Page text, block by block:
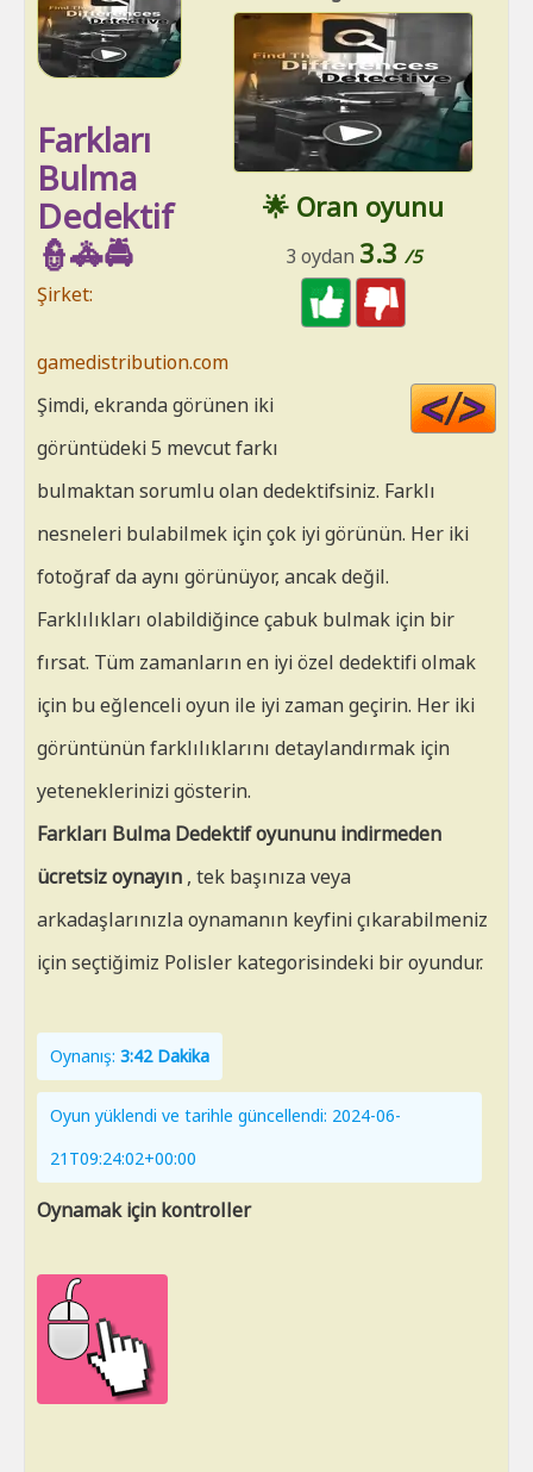
🌟 Oran oyunu
3 oydan 3.3 /5
Farkları
Bulma
Dedektif
👮🚓🚔
Şirket:
gamedistribution.com
Şimdi, ekranda görünen iki
görüntüdeki 5 mevcut farkı
bulmaktan sorumlu olan dedektifsiniz. Farklı
nesneleri bulabilmek için çok iyi görünün. Her iki
fotoğraf da aynı görünüyor, ancak değil.
Farklılıkları olabildiğince çabuk bulmak için bir
fırsat. Tüm zamanların en iyi özel dedektifi olmak
için bu eğlenceli oyun ile iyi zaman geçirin. Her iki
görüntünün farklılıklarını detaylandırmak için
yeteneklerinizi gösterin.
Farkları Bulma Dedektif oyununu indirmeden
ücretsiz oynayın , tek başınıza veya
arkadaşlarınızla oynamanın keyfini çıkarabilmeniz
için seçtiğimiz Polisler kategorisindeki bir oyundur.
Oynanış: 3:42 Dakika
Oyun yüklendi ve tarihle güncellendi: 2024-06-
21T09:24:02+00:00
Oynamak için kontroller